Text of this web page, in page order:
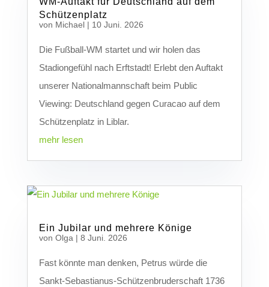
Schützenplatz
von Michael| 10 Juni. 2026
Die Fußball-WM startet und wir holen das
Stadiongefühl nach Erftstadt! Erlebt den Auftakt
unserer Nationalmannschaft beim Public
Viewing: Deutschland gegen Curacao auf dem
Schützenplatz in Liblar.
mehr lesen
Ein Jubilar und mehrere Könige
von Olga | 8 Juni. 2026
Fast könnte man denken, Petrus würde die
Sankt-Sebastianus-Schützenbruderschaft 1736